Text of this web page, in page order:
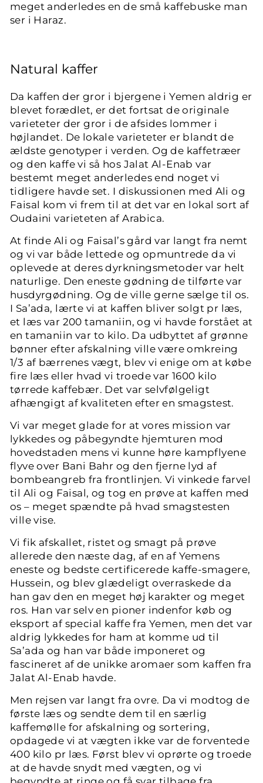
meget anderledes en de små kaffebuske man
ser i Haraz.
Natural kaffer
Da kaffen der gror i bjergene i Yemen aldrig er
blevet forædlet, er det fortsat de originale
varieteter der gror i de afsides lommer i
højlandet. De lokale varieteter er blandt de
ældste genotyper i verden. Og de kaffetræer
og den kaffe vi så hos Jalat Al-Enab var
bestemt meget anderledes end noget vi
tidligere havde set. I diskussionen med Ali og
Faisal kom vi frem til at det var en lokal sort af
Oudaini varieteten af Arabica.
At finde Ali og Faisal’s gård var langt fra nemt
og vi var både lettede og opmuntrede da vi
oplevede at deres dyrkningsmetoder var helt
naturlige. Den eneste gødning de tilførte var
husdyrgødning. Og de ville gerne sælge til os.
I Sa’ada, lærte vi at kaffen bliver solgt pr læs,
et læs var 200 tamaniin, og vi havde forstået at
en tamaniin var to kilo. Da udbyttet af grønne
bønner efter afskalning ville være omkreing
1/3 af bærrenes vægt, blev vi enige om at købe
fire læs eller hvad vi troede var 1600 kilo
tørrede kaffebær. Det var selvfølgeligt
afhængigt af kvaliteten efter en smagstest.
Vi var meget glade for at vores mission var
lykkedes og påbegyndte hjemturen mod
hovedstaden mens vi kunne høre kampflyene
flyve over Bani Bahr og den fjerne lyd af
bombeangreb fra frontlinjen. Vi vinkede farvel
til Ali og Faisal, og tog en prøve at kaffen med
os – meget spændte på hvad smagstesten
ville vise.
Vi fik afskallet, ristet og smagt på prøve
allerede den næste dag, af en af Yemens
eneste og bedste certificerede kaffe-smagere,
Hussein, og blev glædeligt overraskede da
han gav den en meget høj karakter og meget
ros. Han var selv en pioner indenfor køb og
eksport af special kaffe fra Yemen, men det var
aldrig lykkedes for ham at komme ud til
Sa’ada og han var både imponeret og
fascineret af de unikke aromaer som kaffen fra
Jalat Al-Enab havde.
Men rejsen var langt fra ovre. Da vi modtog de
første læs og sendte dem til en særlig
kaffemølle for afskalning og sortering,
opdagede vi at vægten ikke var de forventede
400 kilo pr læs. Først blev vi oprørte og troede
at de havde snydt med vægten, og vi